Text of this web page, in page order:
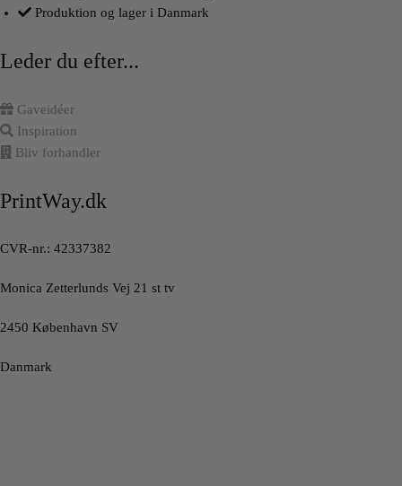
Produktion og lager i Danmark
Leder du efter...
Gaveidéer
Inspiration
Bliv forhandler
PrintWay.dk
CVR-nr.: 42337382
Monica Zetterlunds Vej 21 st tv
2450 København SV
Danmark